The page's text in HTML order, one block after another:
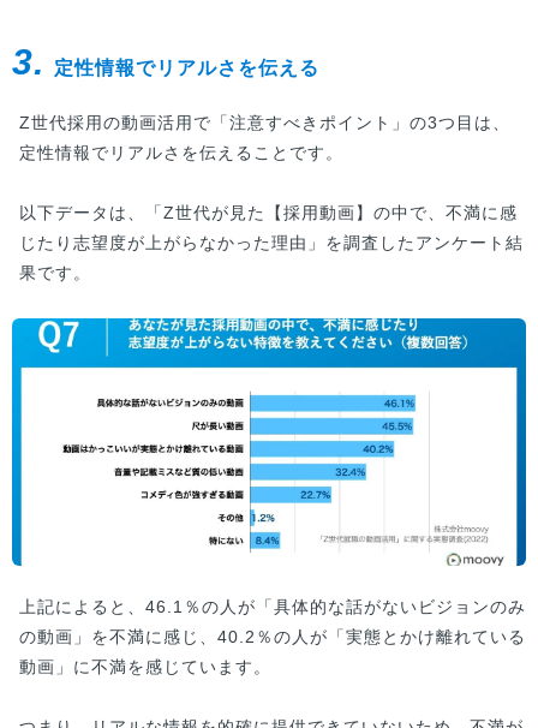
3. 定性情報でリアルさを伝える
Z世代採用の動画活用で「注意すべきポイント」の3つ目は、
定性情報でリアルさを伝えることです。
以下データは、「Z世代が見た【採用動画】の中で、不満に感
じたり志望度が上がらなかった理由」を調査したアンケート結
果です。
上記によると、46.1％の人が「具体的な話がないビジョンのみ
の動画」を不満に感じ、40.2％の人が「実態とかけ離れている
動画」に不満を感じています。